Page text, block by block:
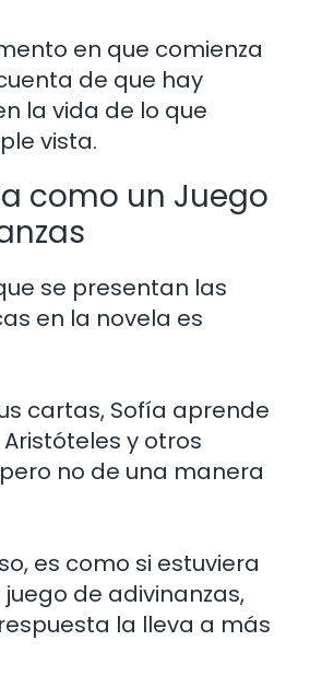
en que comienza
de que hay
la vida de lo que
vista.
como un Juego
se presentan las
en la novela es
cartas, Sofía aprende
y otros
no de una manera
es como si estuviera
de adivinanzas,
la lleva a más